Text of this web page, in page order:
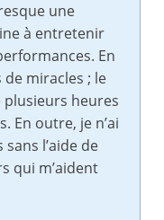
une
à entretenir
En
de miracles ; le
plusieurs heures
En outre, je n’ai
l’aide de
qui m’aident